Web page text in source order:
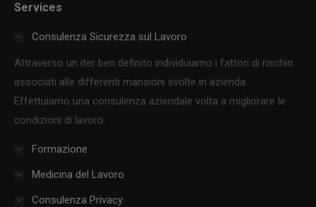
opens
window
opens
window
Services
Consulenza Sicurezza sul Lavoro
Attraverso un iter ben definito individuiamo i fattori di rischio
associati alle differenti mansioni svolte in azienda.
Effettuiamo una consulenza aziendale volta a migliorare le
condizioni di lavoro.
Formazione
Medicina del Lavoro
Consulenza Privacy